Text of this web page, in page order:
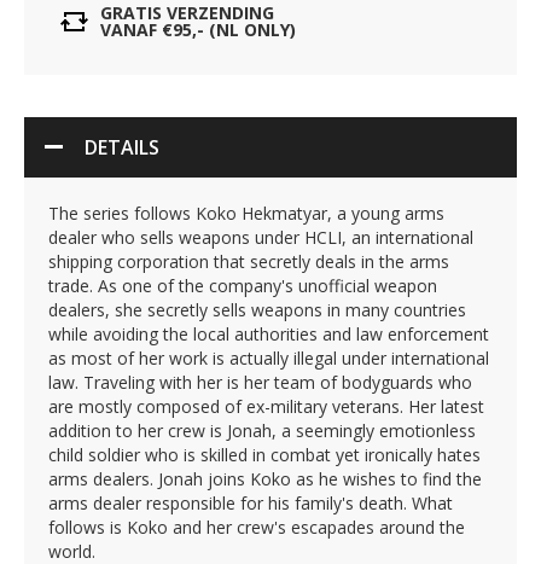
GRATIS VERZENDING
VANAF €95,- (NL ONLY)
DETAILS
The series follows Koko Hekmatyar, a young arms
dealer who sells weapons under HCLI, an international
shipping corporation that secretly deals in the arms
trade. As one of the company's unofficial weapon
dealers, she secretly sells weapons in many countries
while avoiding the local authorities and law enforcement
as most of her work is actually illegal under international
law. Traveling with her is her team of bodyguards who
are mostly composed of ex-military veterans. Her latest
addition to her crew is Jonah, a seemingly emotionless
child soldier who is skilled in combat yet ironically hates
arms dealers. Jonah joins Koko as he wishes to find the
arms dealer responsible for his family's death. What
follows is Koko and her crew's escapades around the
world.